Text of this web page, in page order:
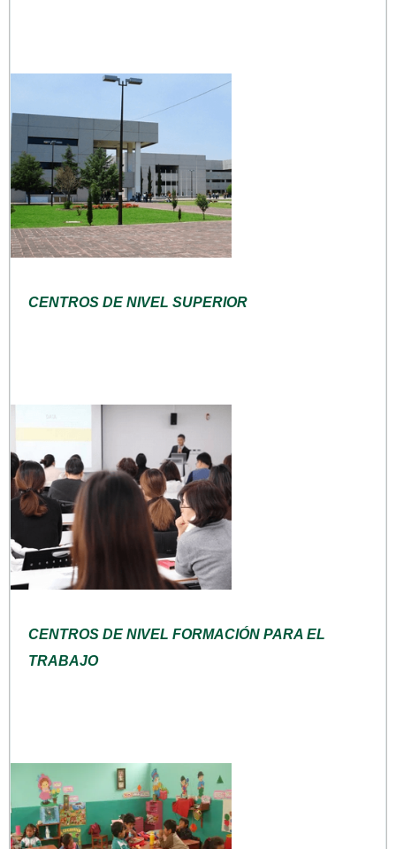
CENTROS DE NIVEL SUPERIOR
CENTROS DE NIVEL FORMACIÓN PARA EL
TRABAJO